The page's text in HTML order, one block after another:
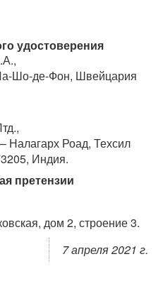
удостоверения
Шо-де-Фон, Швейцария
Налагарх Роад, Техсил
Индия.
претензии
дом 2, строение 3.
7 апреля 2021 г.